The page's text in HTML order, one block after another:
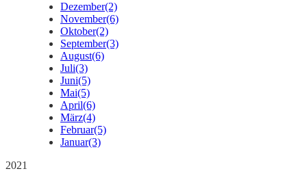
Dezember(2)
November(6)
Oktober(2)
September(3)
August(6)
Juli(3)
Juni(5)
Mai(5)
April(6)
März(4)
Februar(5)
Januar(3)
2021